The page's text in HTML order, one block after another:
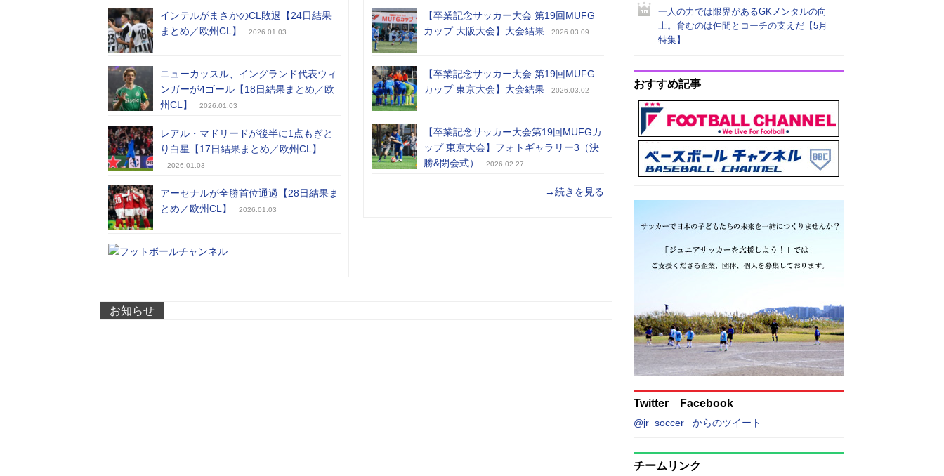
インテルがまさかのCL敗退【24日結果
まとめ／欧州CL】
2026.01.03
ニューカッスル、イングランド代表ウィ
ンガーが4ゴール【18日結果まとめ／欧
州CL】
2026.01.03
レアル・マドリードが後半に1点もぎと
り白星【17日結果まとめ／欧州CL】
2026.01.03
アーセナルが全勝首位通過【28日結果ま
とめ／欧州CL】
2026.01.03
【卒業記念サッカー大会 第19回MUFG
カップ 大阪大会】大会結果
2026.03.09
【卒業記念サッカー大会 第19回MUFG
カップ 東京大会】大会結果
2026.03.02
【卒業記念サッカー大会第19回MUFGカ
ップ 東京大会】フォトギャラリー3（決
勝&閉会式）
2026.02.27
→続きを見る
お知らせ
一人の力では限界があるGKメンタルの向
上。育むのは仲間とコーチの支えだ【5月
特集】
おすすめ記事
Twitter Facebook
@jr_soccer_ からのツイート
チームリンク